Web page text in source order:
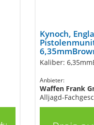
Kynoch,
Kaliber:
Anbieter:
Waffen Frank
Alljagd-